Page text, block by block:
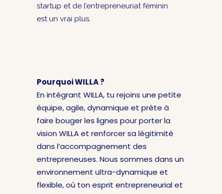
startup et de l’entrepreneuriat féminin
est un vrai plus.
Pourquoi WILLA ?
En intégrant WILLA, tu rejoins une petite
équipe, agile, dynamique et prête à
faire bouger les lignes pour porter la
vision WILLA et renforcer sa légitimité
dans l’accompagnement des
entrepreneuses. Nous sommes dans un
environnement ultra-dynamique et
flexible, où ton esprit entrepreneurial et